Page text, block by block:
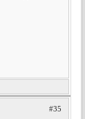
#35